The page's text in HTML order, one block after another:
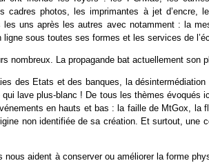
cadres photos, les imprimantes à jet d’encre,
uns après les autres avec notamment : la
sous toutes ses formes et les services de
nombreux. La propagande bat actuellement son
des Etats et des banques, la
lave plus-blanc ! De tous les thèmes évoqués
en hauts et bas : la faille de MtGox, la
non identifiée de sa création. Et surtout, une
nous aident à conserver ou améliorer la forme